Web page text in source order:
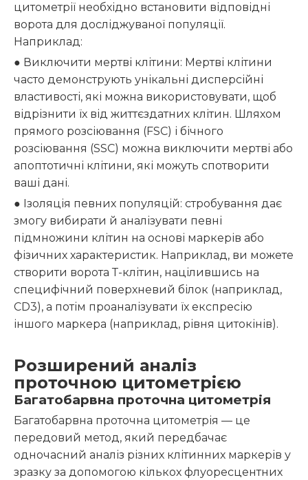
цитометрії необхідно встановити відповідні
ворота для досліджуваної популяції.
Наприклад:
● Виключити мертві клітини: Мертві клітини
часто демонструють унікальні дисперсійні
властивості, які можна використовувати, щоб
відрізнити їх від життєздатних клітин. Шляхом
прямого розсіювання (FSC) і бічного
розсіювання (SSC) можна виключити мертві або
апоптотичні клітини, які можуть спотворити
ваші дані.
● Ізоляція певних популяцій: стробування дає
змогу вибирати й аналізувати певні
підмножини клітин на основі маркерів або
фізичних характеристик. Наприклад, ви можете
створити ворота Т-клітин, націлившись на
специфічний поверхневий білок (наприклад,
CD3), а потім проаналізувати їх експресію
іншого маркера (наприклад, рівня цитокінів).
Розширений аналіз
проточною цитометрією
Багатобарвна проточна цитометрія
Багатобарвна проточна цитометрія — це
передовий метод, який передбачає
одночасний аналіз різних клітинних маркерів у
зразку за допомогою кількох флуоресцентних